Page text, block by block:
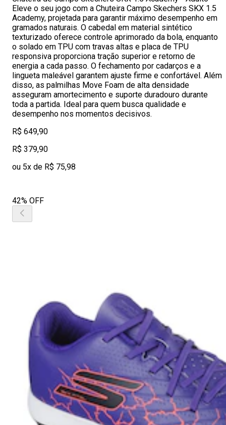
Eleve o seu jogo com a Chuteira Campo Skechers SKX 1.5
Academy, projetada para garantir máximo desempenho em
gramados naturais. O cabedal em material sintético
texturizado oferece controle aprimorado da bola, enquanto
o solado em TPU com travas altas e placa de TPU
responsiva proporciona tração superior e retorno de
energia a cada passo. O fechamento por cadarços e a
lingueta maleável garantem ajuste firme e confortável. Além
disso, as palmilhas Move Foam de alta densidade
asseguram amortecimento e suporte duradouro durante
toda a partida. Ideal para quem busca qualidade e
desempenho nos momentos decisivos.
R$ 649,90
R$ 379,90
ou 5x de R$ 75,98
42% OFF